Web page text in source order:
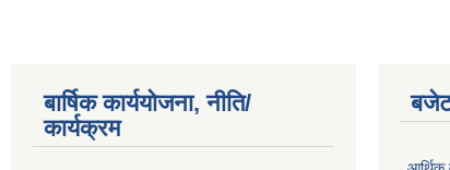
बार्षिक कार्ययोजना, नीति/
कार्यक्रम